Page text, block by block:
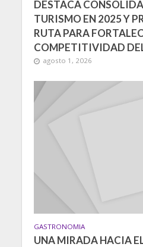
DESTACA
TURISMO EN 2025 Y
RUTA PARA
COMPETITIVIDAD
agosto 1, 2026
GASTRONOMIA
UNA MIRADA HACIA